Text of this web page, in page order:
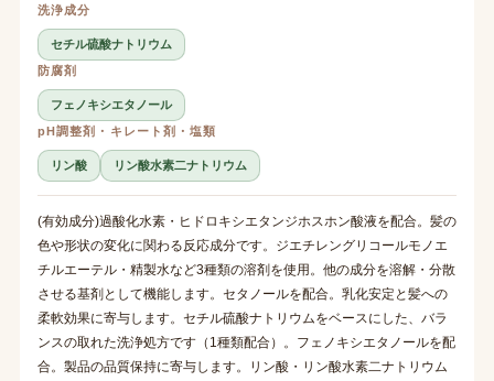
洗浄成分
セチル硫酸ナトリウム
防腐剤
フェノキシエタノール
pH調整剤・キレート剤・塩類
リン酸 リン酸水素二ナトリウム
(有効成分)過酸化水素・ヒドロキシエタンジホスホン酸液を配合。髪の
色や形状の変化に関わる反応成分です。ジエチレングリコールモノエ
チルエーテル・精製水など3種類の溶剤を使用。他の成分を溶解・分散
させる基剤として機能します。セタノールを配合。乳化安定と髪への
柔軟効果に寄与します。セチル硫酸ナトリウムをベースにした、バラ
ンスの取れた洗浄処方です（1種類配合）。フェノキシエタノールを配
合。製品の品質保持に寄与します。リン酸・リン酸水素二ナトリウム